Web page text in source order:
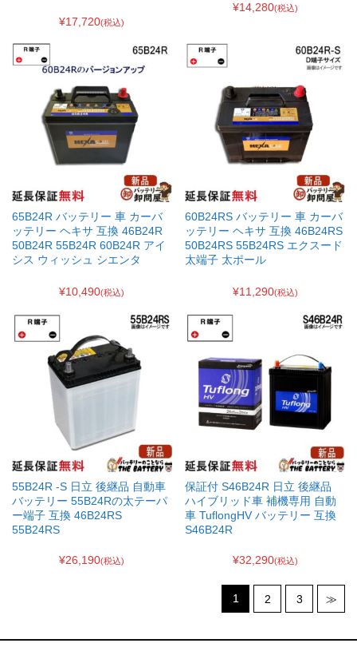
¥17,720(税込)
¥14,280(税込)
65B24R バッテリー 車 カーバ
ッテリー ヘキサ 互換 46B24R
50B24R 55B24R 60B24R アイ
シス ウィッシュ シエンタ
¥10,490(税込)
60B24RS バッテリー 車 カーバ
ッテリー ヘキサ 互換 46B24RS
50B24RS 55B24RS エクスード
太端子 太ポール
¥11,290(税込)
55B24R -S 日立 後継品 自動車
バッテリー 55B24Rの太テーパ
ー端子 互換 46B24RS
55B24RS
¥26,190(税込)
保証付 S46B24R 日立 後継品
ハイブリッド車 補機専用 自動
車 TuflongHV バッテリー 互換
S46B24R
¥32,290(税込)
1 2 3 ≫